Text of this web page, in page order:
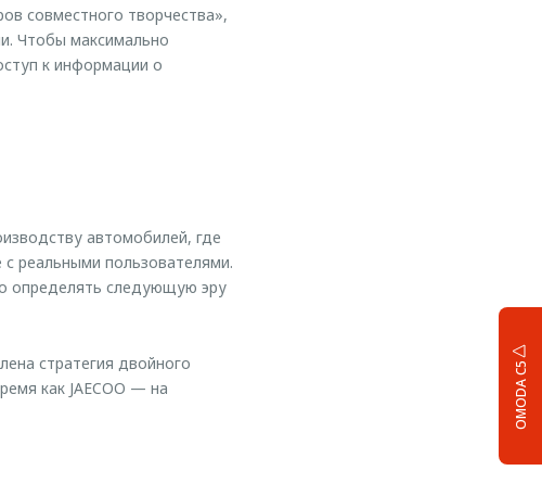
OMODA C5
совместного творчества»,
Чтобы максимально
к информации о
автомобилей, где
реальными пользователями.
определять следующую эру
стратегия двойного
как JAECOO — на